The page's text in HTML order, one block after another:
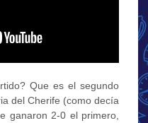
Que es el segundo
del Cherife (como decía
ganaron 2-0 el primero,